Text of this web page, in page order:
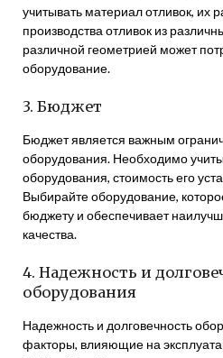
учитывать материал отливок, их
производства отливок из
различной геометрией может
оборудование.
3. Бюджет
Бюджет является важным
оборудования. Необходимо
оборудования, стоимость его
Выбирайте оборудование,
бюджету и обеспечивает
качества.
4. Надежность и
оборудования
Надежность и долговечность
факторы, влияющие на